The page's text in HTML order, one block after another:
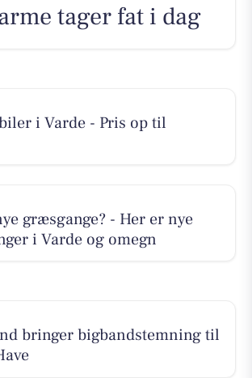
tager fat i dag
i Varde - Pris op til
græsgange? - Her er nye
i Varde og omegn
bringer bigbandstemning til